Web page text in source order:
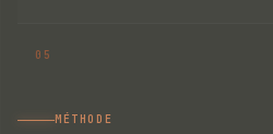
MÉTHODE